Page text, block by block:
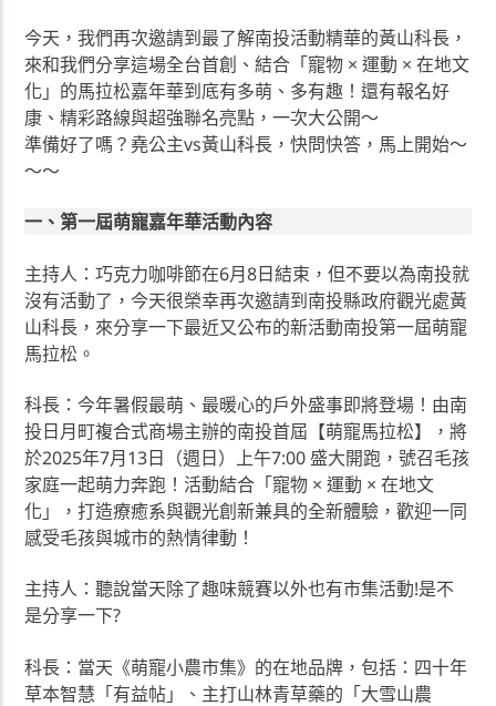
今天，我們再次邀請到最了解南投活動精華的黃山科長，
來和我們分享這場全台首創、結合「寵物 × 運動 × 在地文
化」的馬拉松嘉年華到底有多萌、多有趣！還有報名好
康、精彩路線與超強聯名亮點，一次大公開～
準備好了嗎？堯公主vs黃山科長，快問快答，馬上開始～
～～
一、第一屆萌寵嘉年華活動內容
主持人：巧克力咖啡節在6月8日結束，但不要以為南投就
沒有活動了，今天很榮幸再次邀請到南投縣政府觀光處黃
山科長，來分享一下最近又公布的新活動南投第一屆萌寵
馬拉松。
科長：今年暑假最萌、最暖心的戶外盛事即將登場！由南
投日月町複合式商場主辦的南投首屆【萌寵馬拉松】，將
於2025年7月13日（週日）上午7:00 盛大開跑，號召毛孩
家庭一起萌力奔跑！活動結合「寵物 × 運動 × 在地文
化」，打造療癒系與觀光創新兼具的全新體驗，歡迎一同
感受毛孩與城市的熱情律動！
主持人：聽說當天除了趣味競賽以外也有市集活動!是不
是分享一下?
科長：當天《萌寵小農市集》的在地品牌，包括：四十年
草本智慧「有益帖」、主打山林青草藥的「大雪山農